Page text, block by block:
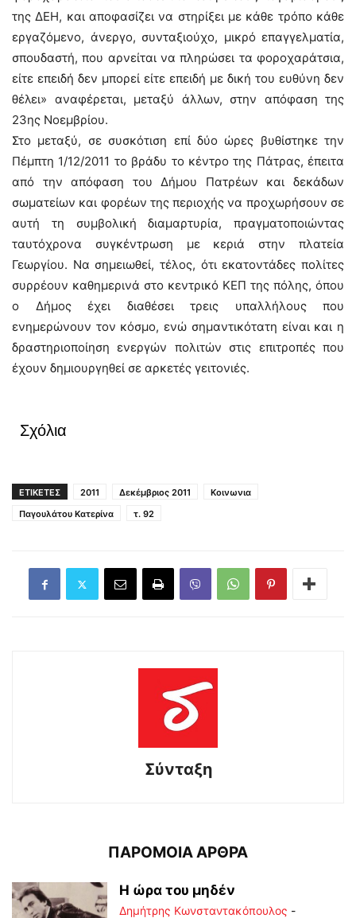
της ΔΕΗ, και αποφασίζει να στηρίξει με κάθε τρόπο κάθε
εργαζόμενο, άνεργο, συνταξιούχο, μικρό επαγγελματία,
σπουδαστή, που αρνείται να πληρώσει τα φοροχαράτσια,
είτε επειδή δεν μπορεί είτε επειδή με δική του ευθύνη δεν
θέλει» αναφέρεται, μεταξύ άλλων, στην απόφαση της
23ης Νοεμβρίου.
Στο μεταξύ, σε συσκότιση επί δύο ώρες βυθίστηκε την
Πέμπτη 1/12/2011 το βράδυ το κέντρο της Πάτρας, έπειτα
από την απόφαση του Δήμου Πατρέων και δεκάδων
σωματείων και φορέων της περιοχής να προχωρήσουν σε
αυτή τη συμβολική διαμαρτυρία, πραγματοποιώντας
ταυτόχρονα συγκέντρωση με κεριά στην πλατεία
Γεωργίου. Να σημειωθεί, τέλος, ότι εκατοντάδες πολίτες
συρρέουν καθημερινά στο κεντρικό ΚΕΠ της πόλης, όπου
ο Δήμος έχει διαθέσει τρεις υπαλλήλους που
ενημερώνουν τον κόσμο, ενώ σημαντικότατη είναι και η
δραστηριοποίηση ενεργών πολιτών στις επιτροπές που
έχουν δημιουργηθεί σε αρκετές γειτονιές.
Σχόλια
ΕΤΙΚΕΤΕΣ 2011 Δεκέμβριος 2011
Κοινωνια
Παγουλάτου Κατερίνα
τ. 92
Σύνταξη
ΠΑΡΟΜΟΙΑ ΑΡΘΡΑ
Η ώρα του μηδέν
Δημήτρης Κωνσταντακόπουλος -